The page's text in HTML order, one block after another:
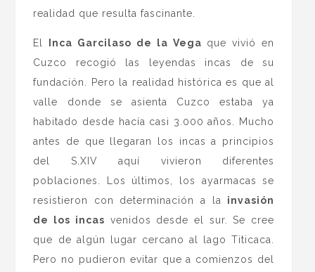
realidad que resulta fascinante.
El Inca Garcilaso de la Vega que vivió en
Cuzco recogió las leyendas incas de su
fundación. Pero la realidad histórica es que al
valle donde se asienta Cuzco estaba ya
habitado desde hacía casi 3.000 años. Mucho
antes de que llegaran los incas a principios
del S.XIV aquí vivieron diferentes
poblaciones. Los últimos, los ayarmacas se
resistieron con determinación a la invasión
de los incas venidos desde el sur. Se cree
que de algún lugar cercano al lago Titicaca.
Pero no pudieron evitar que a comienzos del